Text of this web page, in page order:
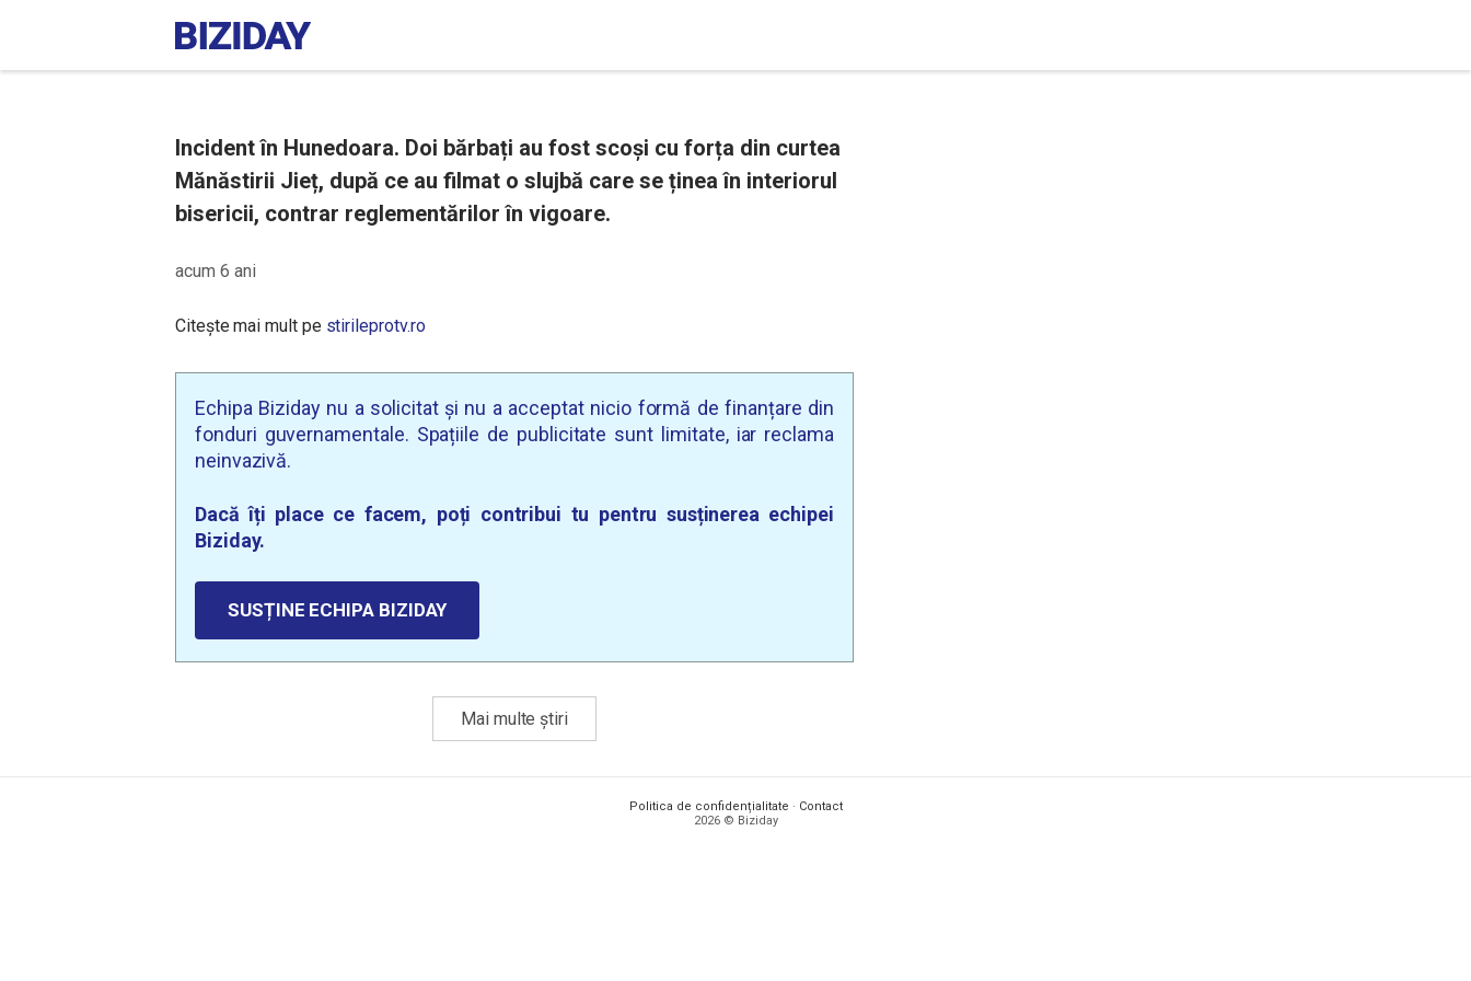
Incident în Hunedoara. Doi bărbați au fost scoși cu forța din curtea
Mănăstirii Jieț, după ce au filmat o slujbă care se ținea în interiorul
bisericii, contrar reglementărilor în vigoare.
acum 6 ani
Citește mai mult pe stirileprotv.ro
Echipa Biziday nu a solicitat și nu a acceptat nicio formă de finanțare din
fonduri guvernamentale. Spațiile de publicitate sunt limitate, iar reclama
neinvazivă.
Dacă îți place ce facem, poți contribui tu pentru susținerea echipei
Biziday.
SUSȚINE ECHIPA BIZIDAY
Mai multe știri
Politica de confidențialitate · Contact
2026 © Biziday